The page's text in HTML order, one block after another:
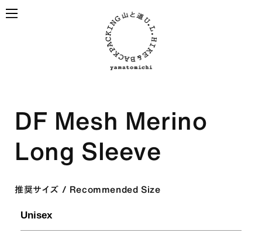
Skip to
content
BACKPACKS
ultralight hiking
DF Mesh Merino
Long Sleeve
推奨サイズ / Recommended Size
Unisex